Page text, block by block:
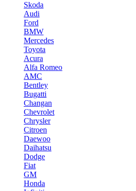
Skoda
Audi
Ford
BMW
Mercedes
Toyota
Acura
Alfa Romeo
AMC
Bentley
Bugatti
Changan
Chevrolet
Chrysler
Citroen
Daewoo
Daihatsu
Dodge
Fiat
GM
Honda